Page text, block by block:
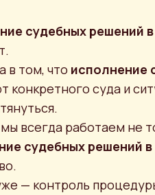
судебных решений
в том, что исполнение
конкретного суда и
всегда работаем не
судебных решений
— контроль